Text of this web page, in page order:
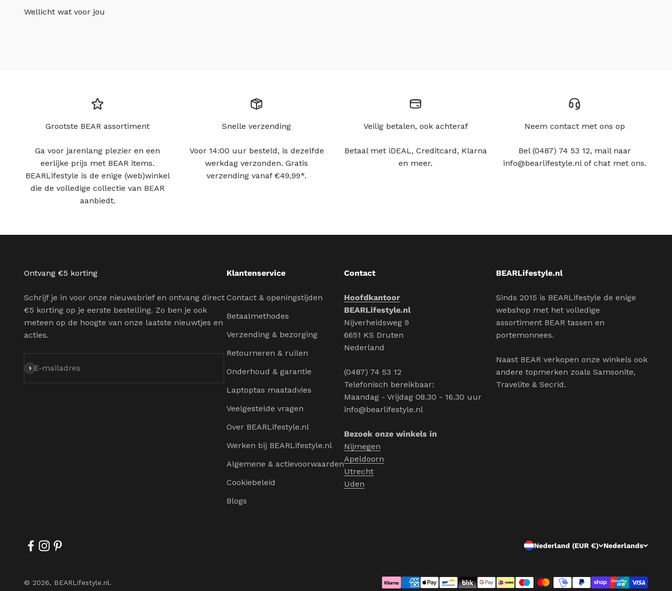
Wellicht wat voor jou
Grootste BEAR assortiment
Ga voor jarenlang plezier en een
eerlijke prijs met BEAR items.
BEARLifestyle is de enige (web)winkel
die de volledige collectie van BEAR
aanbiedt.
Snelle verzending
Voor 14:00 uur besteld, is dezelfde
werkdag verzonden. Gratis
verzending vanaf €49,99*.
Veilig betalen, ook achteraf
Betaal met iDEAL, Creditcard, Klarna
en meer.
Neem contact met ons op
Bel (0487) 74 53 12, mail naar
info@bearlifestyle.nl of chat met ons.
Ontvang €5 korting
Schrijf je in voor onze nieuwsbrief en ontvang direct
€5 korting op je eerste bestelling. Zo ben je ook
meteen op de hoogte van onze laatste nieuwtjes en
acties.
E-mailadres
Abonneren
Klantenservice
Contact & openingstijden
Betaalmethodes
Verzending & bezorging
Retourneren & ruilen
Onderhoud & garantie
Laptoptas maatadvies
Veelgestelde vragen
Over BEARLifestyle.nl
Werken bij BEARLifestyle.nl
Algemene & actievoorwaarden
Cookiebeleid
Blogs
Contact
Hoofdkantoor
BEARLifestyle.nl
Nijverheidsweg 9
6651 KS Druten
Nederland
(0487) 74 53 12
Telefonisch bereikbaar:
Maandag - Vrijdag 08.30 - 16.30 uur
info@bearlifestyle.nl
Bezoek onze winkels in
Nijmegen
Apeldoorn
Utrecht
Uden
BEARLifestyle.nl
Sinds 2015 is BEARLifestyle de enige
webshop met het volledige
assortiment BEAR tassen en
portemonnees.
Naast BEAR verkopen onze winkels ook
andere topmerken zoals Samsonite,
Travelite & Secrid.
Nederland (EUR €) Nederlands
© 2026, BEARLifestyle.nl.